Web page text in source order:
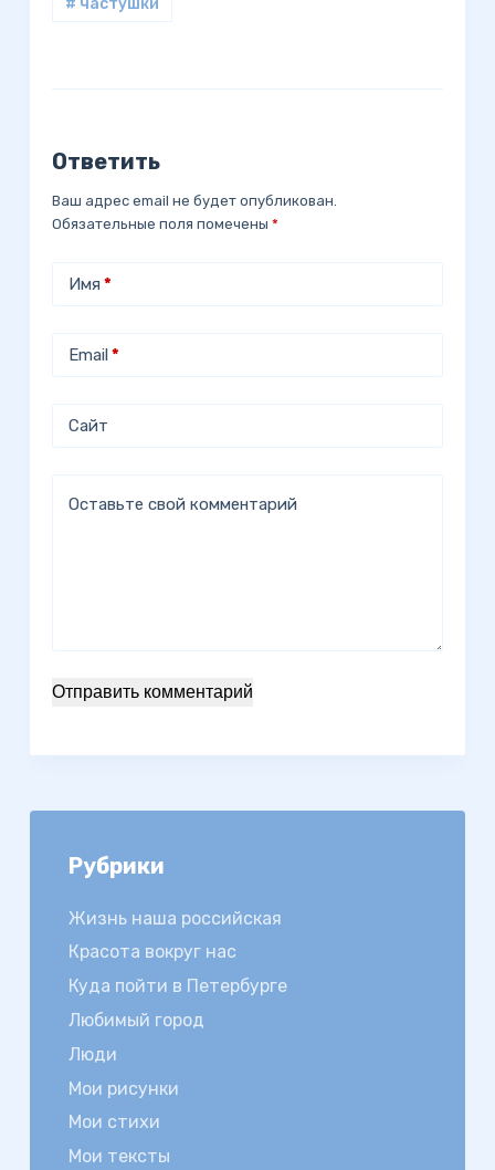
# частушки
Ответить
Ваш адрес email не будет опубликован.
Обязательные поля помечены *
Имя *
Email*
Сайт
Оставьте свой комментарий
Отправить комментарий
Рубрики
Жизнь наша российская
Красота вокруг нас
Куда пойти в Петербурге
Любимый город
Люди
Мои рисунки
Мои стихи
Мои тексты